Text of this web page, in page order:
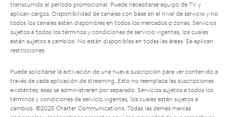
transcurrido el período promocional. Puede necesitarse equipo de TV y
aplican cargos. Disponibilidad de canales con base en el nivel de servicio y no
todos los canales están disponibles en todos los mercados o zonas. Servicios
sujetos a todos los términos y condiciones de servicio vigentes, los cuales
están sujetos a cambios. No están disponibles en todas las áreas. Se aplican
restricciones.
Puede solicitarse la activación de una nueva suscripción para ver contenido a
través de cada aplicación de streaming. Esto no reemplaza las suscripciones
existentes; esas se administrarán por separado. Servicios sujetos a todos los
términos y condiciones de servicio vigentes, los cuales están sujetos a
cambios. ©2025 Charter Communications. Todas las demás marcas